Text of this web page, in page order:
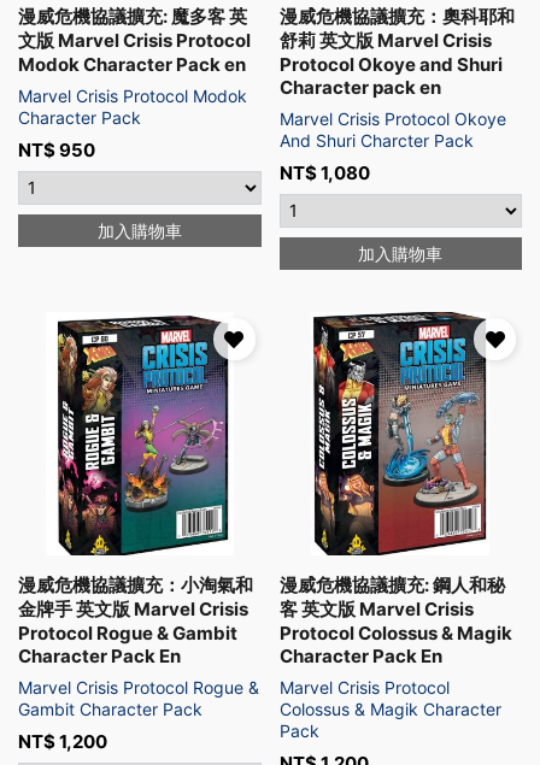
漫威危機協議擴充: 魔多客 英
文版 Marvel Crisis Protocol
Modok Character Pack en
Marvel Crisis Protocol Modok
Character Pack
NT$950
加入購物車
漫威危機協議擴充：奧科耶和
舒莉 英文版 Marvel Crisis
Protocol Okoye and Shuri
Character pack en
Marvel Crisis Protocol Okoye
And Shuri Charcter Pack
NT$1,080
加入購物車
漫威危機協議擴充：小淘氣和
金牌手 英文版 Marvel Crisis
Protocol Rogue & Gambit
Character Pack En
Marvel Crisis Protocol Rogue &
Gambit Character Pack
NT$1,200
漫威危機協議擴充: 鋼人和秘
客 英文版 Marvel Crisis
Protocol Colossus & Magik
Character Pack En
Marvel Crisis Protocol
Colossus & Magik Character
Pack